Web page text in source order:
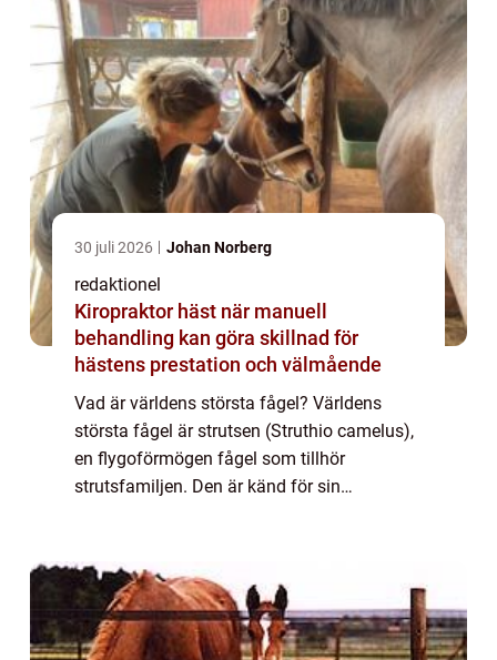
30 juli 2026 Johan Norberg
redaktionel
Kiropraktor häst när manuell
behandling kan göra skillnad för
hästens prestation och välmående
Vad är världens största fågel? Världens
största fågel är strutsen (Struthio camelus),
en flygoförmögen fågel som tillhör
strutsfamiljen. Den är känd för sin
upp til...